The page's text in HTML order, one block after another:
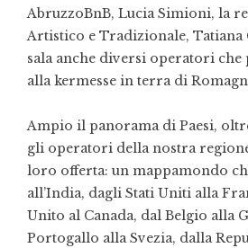
AbruzzoBnB, Lucia Simioni, la
Artistico e Tradizionale, Tatiana
sala anche diversi operatori
alla kermesse in terra di
Ampio il panorama di Paesi,
gli operatori della nostra
loro offerta: un mappamondo
all’India, dagli Stati Uniti alla
Unito al Canada, dal Belgio alla
Portogallo alla Svezia, dalla